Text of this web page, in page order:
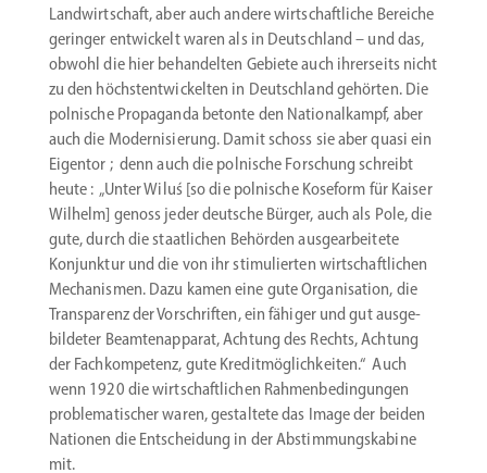
Landwirt­schaft, aber auch andere wirtschaft­liche Bereiche
geringer entwi­ckelt waren als in Deutschland – und das,
obwohl die hier behan­delten Gebiete auch ihrer­seits nicht
zu den höchst­ent­wi­ckelten in Deutschland gehörten. Die
polnische Propa­ganda betonte den Natio­nal­kampf, aber
auch die Moder­ni­sierung. Damit schoss sie aber quasi ein
Eigentor ; denn auch die polnische Forschung schreibt
heute : „Unter Wiluś [so die polnische Koseform für Kaiser
Wilhelm] genoss jeder deutsche Bürger, auch als Pole, die
gute, durch die staat­lichen Behörden ausge­ar­beitete
Konjunktur und die von ihr stimu­lierten wirtschaft­lichen
Mecha­nismen. Dazu kamen eine gute Organi­sation, die
Trans­parenz der Vorschriften, ein fähiger und gut ausge­
bil­deter Beamten­ap­parat, Achtung des Rechts, Achtung
der Fachkom­petenz, gute Kredit­mög­lich­keiten.“ Auch
wenn 1920 die wirtschaft­lichen Rahmen­be­din­gungen
pro­blematischer waren, gestaltete das Image der beiden
Nationen die Entscheidung in der Abstim­mungs­kabine
mit.